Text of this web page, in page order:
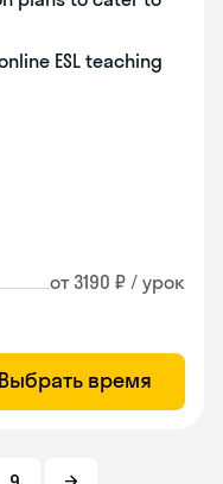
ESL teaching
от 3190 ₽ / урок
Выбрать время